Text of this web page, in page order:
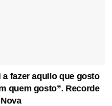
a fazer aquilo que gosto
quem gosto”. Recorde